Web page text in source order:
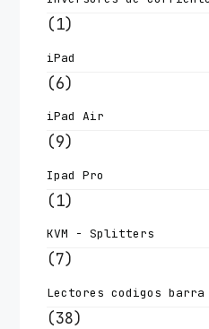
(1)
iPad
(6)
iPad Air
(9)
Ipad Pro
(1)
KVM - Splitters
(7)
Lectores codigos barra
(38)